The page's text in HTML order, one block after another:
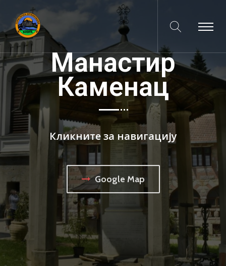
Манастир
Каменац
Кликните за навигацију
Google Map